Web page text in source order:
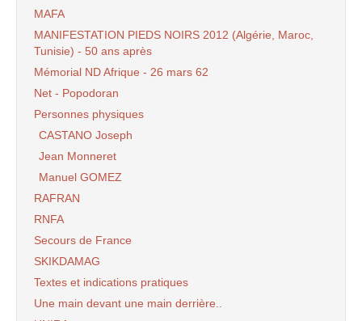
MAFA
MANIFESTATION PIEDS NOIRS 2012 (Algérie, Maroc,
Tunisie) - 50 ans après
Mémorial ND Afrique - 26 mars 62
Net - Popodoran
Personnes physiques
CASTANO Joseph
Jean Monneret
Manuel GOMEZ
RAFRAN
RNFA
Secours de France
SKIKDAMAG
Textes et indications pratiques
Une main devant une main derrière..